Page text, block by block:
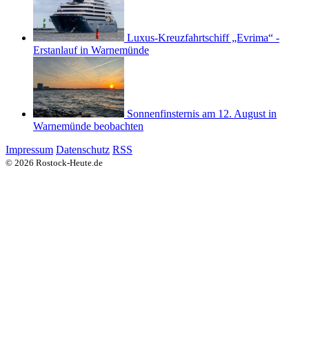
Luxus-Kreuzfahrtschiff „Evrima“ -
Erstanlauf in Warnemünde
Sonnenfinsternis am 12. August in
Warnemünde beobachten
Impressum Datenschutz RSS
© 2026 Rostock-Heute.de